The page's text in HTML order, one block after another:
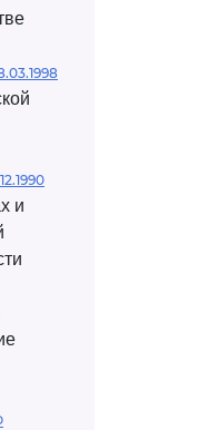
и